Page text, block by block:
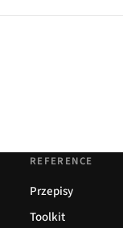
REFERENCE
Przepisy
Toolkit